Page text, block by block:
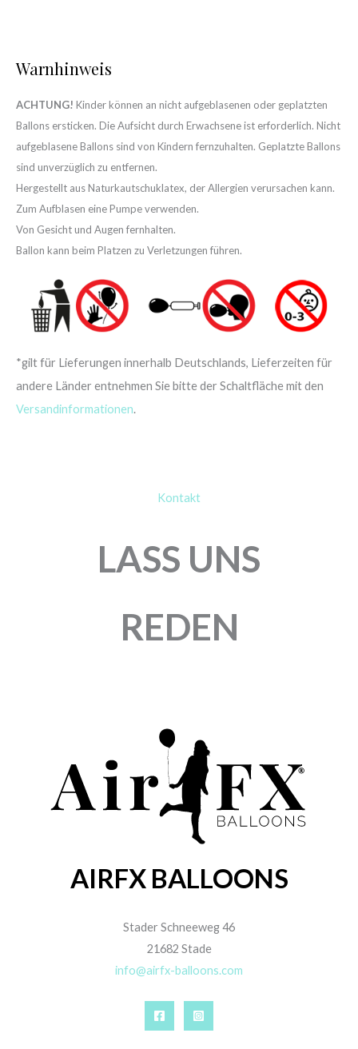
Warnhinweis
ACHTUNG! Kinder können an nicht aufgeblasenen oder geplatzten
Ballons ersticken. Die Aufsicht durch Erwachsene ist erforderlich. Nicht
aufgeblasene Ballons sind von Kindern fernzuhalten. Geplatzte Ballons
sind unverzüglich zu entfernen.
Hergestellt aus Naturkautschuklatex, der Allergien verursachen kann.
Zum Aufblasen eine Pumpe verwenden.
Von Gesicht und Augen fernhalten.
Ballon kann beim Platzen zu Verletzungen führen.
*gilt für Lieferungen innerhalb Deutschlands, Lieferzeiten für
andere Länder entnehmen Sie bitte der Schaltfläche mit den
Versandinformationen.
Kontakt
LASS UNS
REDEN
AIRFX BALLOONS
Stader Schneeweg 46
21682 Stade
info@airfx-balloons.com